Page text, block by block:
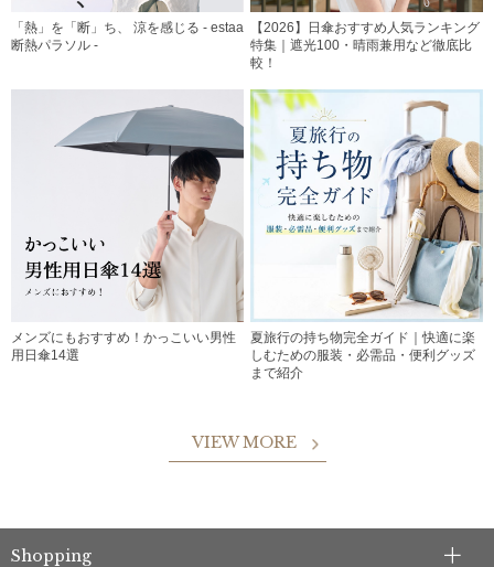
「熱」を「断」ち、 涼を感じる - estaa
断熱パラソル -
【2026】日傘おすすめ人気ランキング
特集｜遮光100・晴雨兼用など徹底比
較！
メンズにもおすすめ！かっこいい男性
用日傘14選
夏旅行の持ち物完全ガイド｜快適に楽
しむための服装・必需品・便利グッズ
まで紹介
VIEW MORE
Shopping